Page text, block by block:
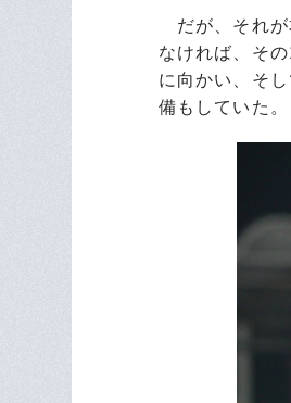
だが、それが
なければ、そ
に向かい、そ
備もしていた。